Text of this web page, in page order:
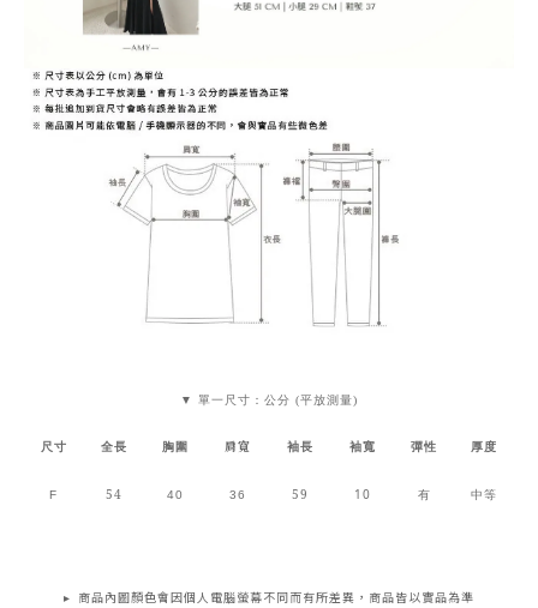
▼ 單一尺寸：公分 (平放測量)
尺寸 全長 胸圍 肩寬 袖長 袖寬 彈性 厚度
F 54 40 36 59 10 有 中等
▸ 商品內圖顏色會因個人電腦螢幕不同而有所差異，商品皆以實品為準